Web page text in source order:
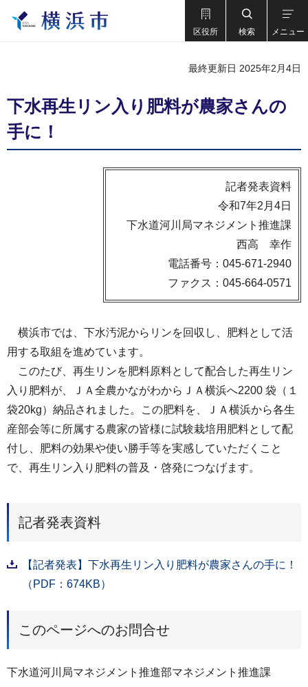
区役所 検索 メニュー
最終更新日 2025年2月4日
下水再生リン入り肥料が農家さんの
手に！
記者発表資料
令和7年2月4日
下水道河川局マネジメント推進課
西高 幸作
電話番号：045-671-2940
ファクス：045-664-0571
横浜市では、下水汚泥からリンを回収し、肥料として活
用する取組を進めています。
このたび、再生リンを肥料原料として配合した再生リン
入り肥料が、ＪＡ全農かながわからＪＡ横浜へ2200 袋（１
袋20kg）納品されました。この肥料を、ＪＡ横浜から各生
産部会等に所属する農家の皆様に試験栽培用肥料として配
付し、肥料の効果や使い勝手等を実感していただくこと
で、再生リン入り肥料の普及・啓発につなげます。
記者発表資料
【記者発表】下水再生リン入り肥料が農家さんの手に！
（PDF：674KB）
このページへのお問合せ
下水道河川局マネジメント推進部マネジメント推進課